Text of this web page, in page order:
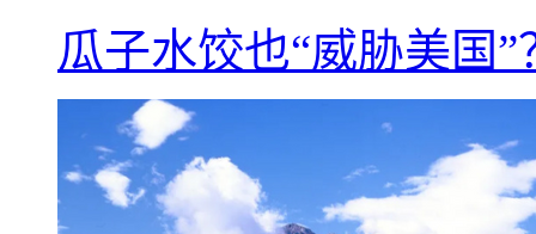
瓜子水饺也“威胁美国”